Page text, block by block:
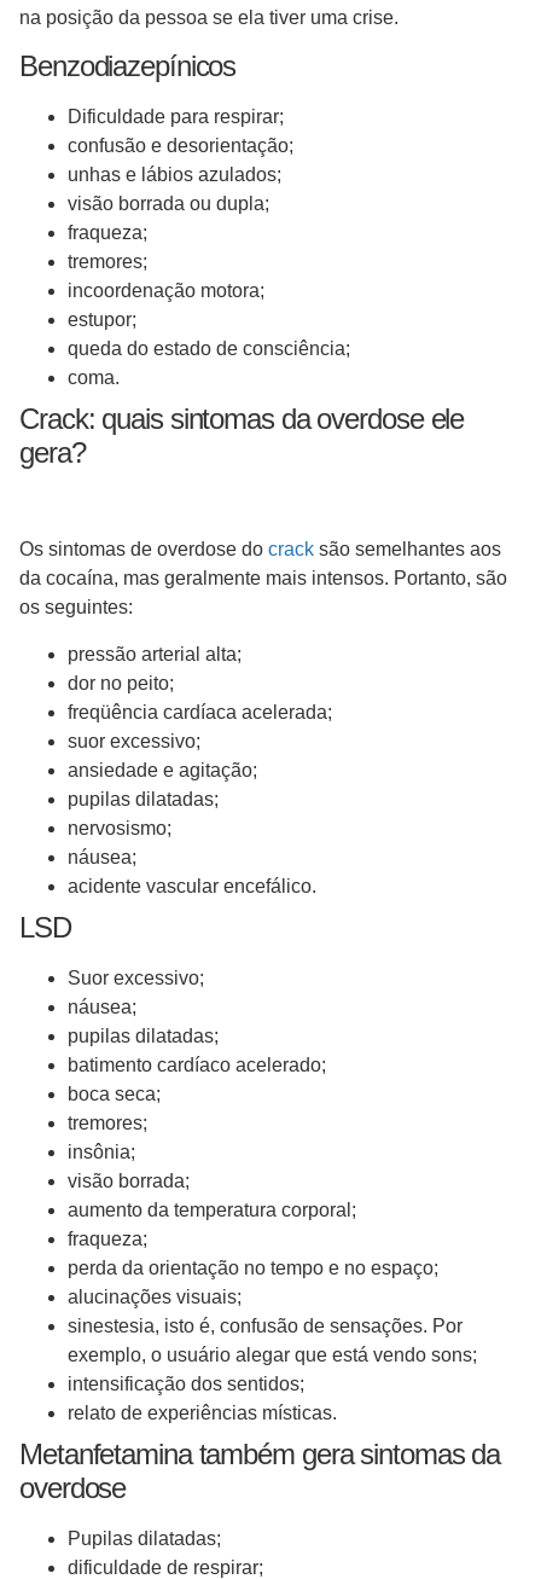
na posição da pessoa se ela tiver uma crise.
Benzodiazepínicos
Dificuldade para respirar;
confusão e desorientação;
unhas e lábios azulados;
visão borrada ou dupla;
fraqueza;
tremores;
incoordenação motora;
estupor;
queda do estado de consciência;
coma.
Crack: quais sintomas da overdose ele
gera?
Os sintomas de overdose do crack são semelhantes aos
da cocaína, mas geralmente mais intensos. Portanto, são
os seguintes:
pressão arterial alta;
dor no peito;
freqüência cardíaca acelerada;
suor excessivo;
ansiedade e agitação;
pupilas dilatadas;
nervosismo;
náusea;
acidente vascular encefálico.
LSD
Suor excessivo;
náusea;
pupilas dilatadas;
batimento cardíaco acelerado;
boca seca;
tremores;
insônia;
visão borrada;
aumento da temperatura corporal;
fraqueza;
perda da orientação no tempo e no espaço;
alucinações visuais;
sinestesia, isto é, confusão de sensações. Por
exemplo, o usuário alegar que está vendo sons;
intensificação dos sentidos;
relato de experiências místicas.
Metanfetamina também gera sintomas da
overdose
Pupilas dilatadas;
dificuldade de respirar;